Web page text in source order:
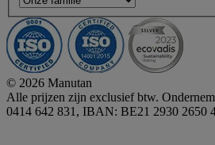
© 2026 Manutan
Alle prijzen zijn exclusief btw.
0414 642 831, IBAN: BE21 2930 2650